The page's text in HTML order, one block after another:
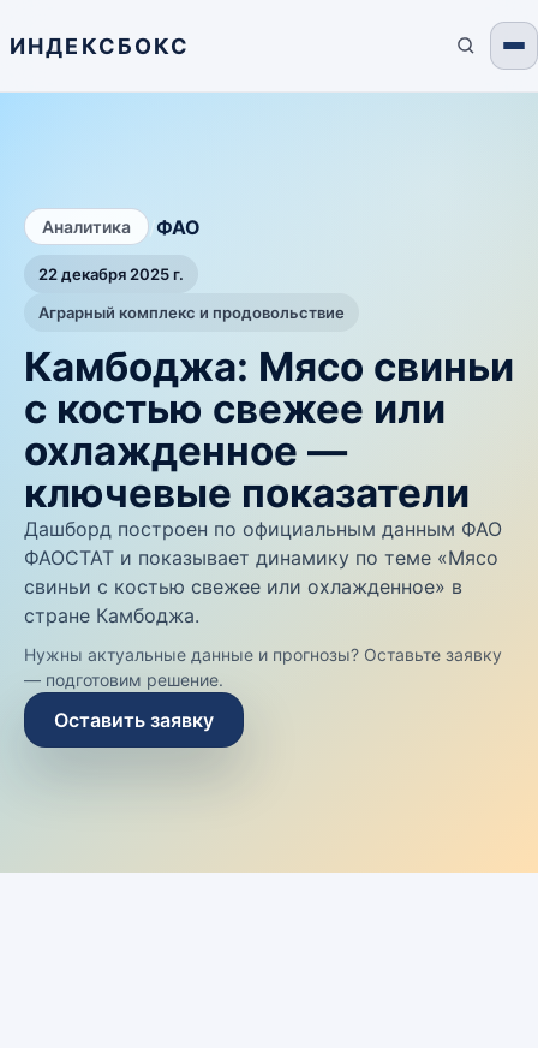
ИНДЕКСБОКС
Аналитика ФАО
22 декабря 2025 г.
Аграрный комплекс и продовольствие
Камбоджа: Мясо свиньи
с костью свежее или
охлажденное —
ключевые показатели
Дашборд построен по официальным данным ФАО
ФАОСТАТ и показывает динамику по теме «Мясо
свиньи с костью свежее или охлажденное» в
стране Камбоджа.
Нужны актуальные данные и прогнозы? Оставьте заявку
— подготовим решение.
Оставить заявку